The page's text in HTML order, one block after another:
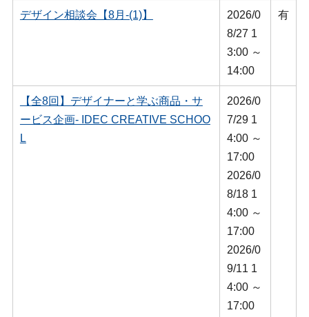
デザイン相談会【8月-(1)】
2026/0
8/27 1
3:00 ～
14:00
有
【全8回】デザイナーと学ぶ商品・サ
ービス企画- IDEC CREATIVE SCHOO
L
2026/0
7/29 1
4:00 ～
17:00
2026/0
8/18 1
4:00 ～
17:00
2026/0
9/11 1
4:00 ～
17:00